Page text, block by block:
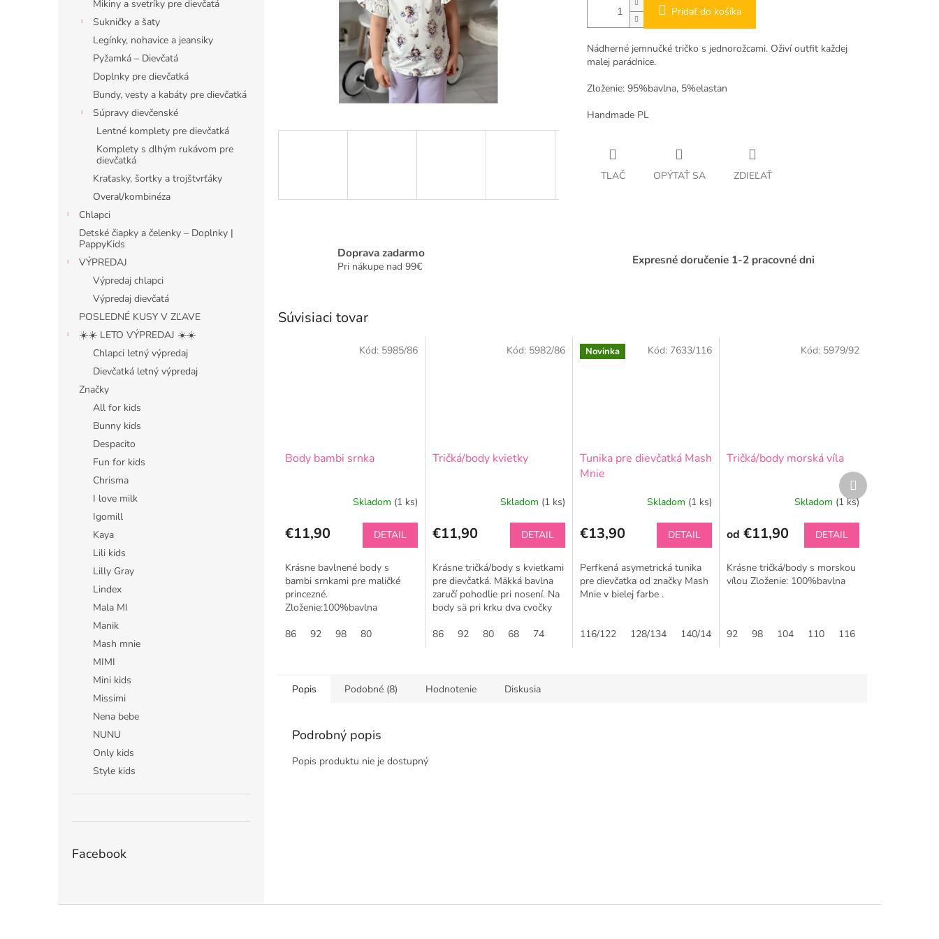
Mikiny a svetríky pre dievčatá
Sukničky a šaty
Legínky, nohavice a jeansiky
Pyžamká – Dievčatá
Doplnky pre dievčatká
Bundy, vesty a kabáty pre dievčatká
Súpravy dievčenské
Lentné komplety pre dievčatká
Komplety s dlhým rukávom pre
dievčatká
Kraťasky, šortky a trojštvrťáky
Overal/kombinéza
Chlapci
Detské čiapky a čelenky – Doplnky |
PappyKids
VÝPREDAJ
Výpredaj chlapci
Výpredaj dievčatá
POSLEDNÉ KUSY V ZĽAVE
☀️☀️ LETO VÝPREDAJ ☀️☀️
Chlapci letný výpredaj
Dievčatká letný výpredaj
Značky
All for kids
Bunny kids
Despacito
Fun for kids
Chrisma
I love milk
Igomill
Kaya
Lili kids
Lilly Gray
Lindex
Mala MI
Manik
Mash mnie
MIMI
Mini kids
Missimi
Nena bebe
NUNU
Only kids
Style kids
Facebook
Pridať do košíka
Nádherné jemnučké tričko s jednorožcami. Oživí outfit každej
malej parádnice.
Zloženie: 95%bavlna, 5%elastan
Handmade PL
TLAČ OPÝTAŤ SA ZDIEĽAŤ
Doprava zadarmo
Pri nákupe nad 99€ Expresné doručenie 1-2 pracovné dni
Súvisiaci tovar
Body bambi srnka
Skladom (1 ks)
€11,90 DETAIL
Krásne bavlnené body s
bambi srnkami pre maličké
princezné.
Zloženie:100%bavlna
86
92 98 80
Kód: 5985/86
Tričká/body kvietky
Skladom (1 ks)
€11,90 DETAIL
Krásne tričká/body s kvietkami
pre dievčatká. Mäkká bavlna
zaručí pohodlie pri nosení. Na
body sä pri krku dva cvočky
cez hlavičku dieťatka. ...
86 92 80 68 74
Kód: 5982/86 Novinka
Tunika pre dievčatká Mash
Mnie
Skladom (1 ks)
€13,90 DETAIL
Perfkená asymetrická tunika
pre dievčatka od značky Mash
Mnie v bielej farbe .
116/122 128/134 140/146 152/158
Kód: 7633/116
Tričká/body morská víla
Skladom (1 ks)
od €11,90 DETAIL
Krásne tričká/body s morskou
vílou Zloženie: 100%bavlna
92 98 104 110 116
Kód: 5979/92
Ďalší
produkt
Popis Podobné (8) Hodnotenie Diskusia
Podrobný popis
Popis produktu nie je dostupný